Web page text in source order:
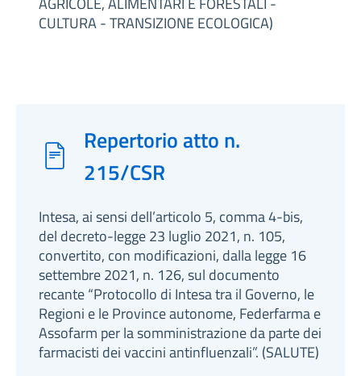
CULTURA - TRANSIZIONE ECOLOGICA)
Repertorio atto n.
215/CSR
Intesa, ai sensi dell’articolo 5, comma 4-bis,
del decreto-legge 23 luglio 2021, n. 105,
convertito, con modificazioni, dalla legge 16
settembre 2021, n. 126, sul documento
recante “Protocollo di Intesa tra il Governo, le
Regioni e le Province autonome, Federfarma e
Assofarm per la somministrazione da parte dei
farmacisti dei vaccini antinfluenzali”. (SALUTE)